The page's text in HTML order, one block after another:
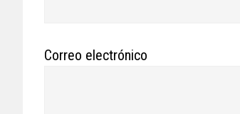
Correo electrónico